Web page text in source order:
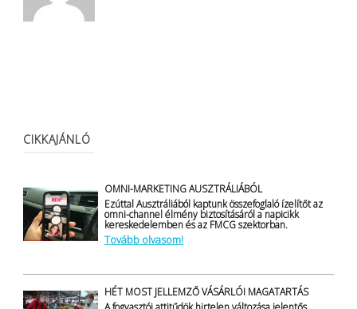
CIKKAJÁNLÓ
OMNI-MARKETING AUSZTRÁLIÁBÓL
Ezúttal Ausztráliából kaptunk összefoglaló ízelítőt az
omni-channel élmény biztosításáról a napicikk
kereskedelemben és az FMCG szektorban.
Tovább olvasom!
HÉT MOST JELLEMZŐ VÁSÁRLÓI MAGATARTÁS